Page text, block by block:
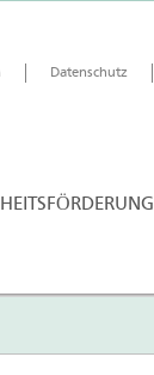
Datenschutz